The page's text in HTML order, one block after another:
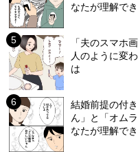
なたが理解で
「夫のスマホ
人のように変
は
結婚前提の付
ん」と「オム
なたが理解で